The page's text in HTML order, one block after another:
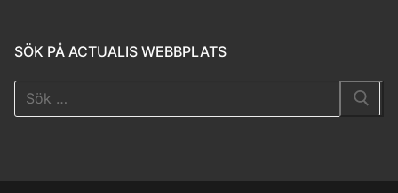
SÖK PÅ ACTUALIS WEBBPLATS